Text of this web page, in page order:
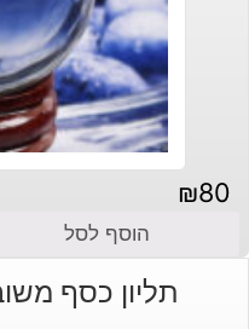
₪80
הוסף לסל
תליון כסף